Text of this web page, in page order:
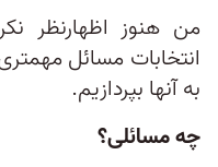
من هنوز اظهارنظر
انتخابات مسائل
به آنها بپردازیم.
چه مسائلی؟